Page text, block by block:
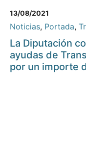
13/08/2021
Noticias, Portada,
La Diputación
ayudas de
por un importe